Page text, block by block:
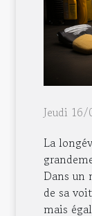
Jeudi
La
Dans un
de sa
mais